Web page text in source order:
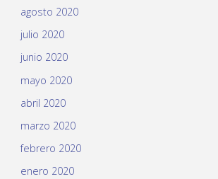
agosto 2020
julio 2020
junio 2020
mayo 2020
abril 2020
marzo 2020
febrero 2020
enero 2020